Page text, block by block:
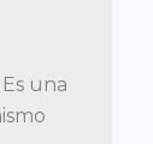
Es una